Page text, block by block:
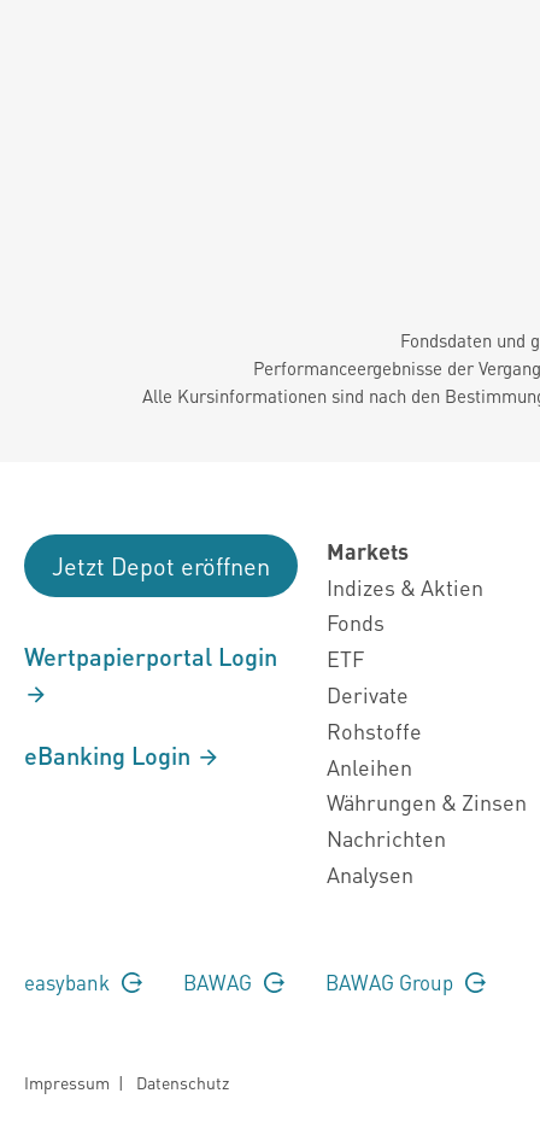
Fondsdaten und
Performanceergebnisse der
Alle Kursinformationen sind nach den
Jetzt Depot eröffnen
Wertpapierportal Login
eBanking Login
Markets
Indizes & Aktien
Fonds
ETF
Derivate
Rohstoffe
Anleihen
Währungen & Zinsen
Nachrichten
Analysen
easybank BAWAG BAWAG Group
Impressum | Datenschutz